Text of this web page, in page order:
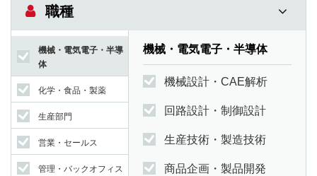
職種
機械・電気電子・半導
体
化学・食品・製薬
生産部門
営業・セールス
管理・バックオフィス
機械・電気電子・半導体
機械設計・CAE解析
回路設計・制御設計
生産技術・製造技術
商品企画・製品開発